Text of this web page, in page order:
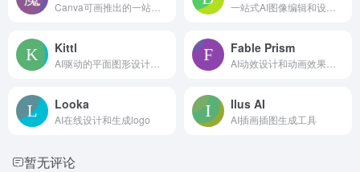
Kittl Fable Prism
Looka
AI在线设计和生成logo
Ilus AI
AI插画插图生成工具
暂无评论